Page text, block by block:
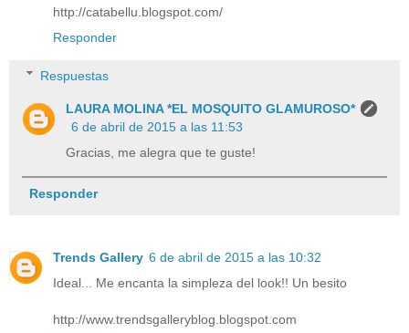
http://catabellu.blogspot.com/
Responder
Respuestas
LAURA MOLINA *EL MOSQUITO GLAMUROSO*
6 de abril de 2015 a las 11:53
Gracias, me alegra que te guste!
Responder
Trends Gallery 6 de abril de 2015 a las 10:32
Ideal... Me encanta la simpleza del look!! Un besito
http://www.trendsgalleryblog.blogspot.com